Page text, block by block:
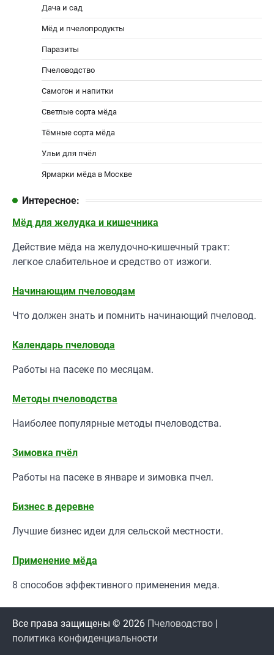
Дача и сад
Мёд и пчелопродукты
Паразиты
Пчеловодство
Самогон и напитки
Светлые сорта мёда
Тёмные сорта мёда
Ульи для пчёл
Ярмарки мёда в Москве
Интересное:
Мёд для желудка и кишечника
Действие мёда на желудочно-кишечный тракт:
легкое слабительное и средство от изжоги.
Начинающим пчеловодам
Что должен знать и помнить начинающий пчеловод.
Календарь пчеловода
Работы на пасеке по месяцам.
Методы пчеловодства
Наиболее популярные методы пчеловодства.
Зимовка пчёл
Работы на пасеке в январе и зимовка пчел.
Бизнес в деревне
Лучшие бизнес идеи для сельской местности.
Применение мёда
8 способов эффективного применения меда.
Все права защищены © 2026 Пчеловодство |
политика конфиденциальности